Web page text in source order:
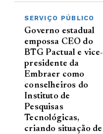
SERVIÇO PÚBLICO
Governo estadual
empossa CEO do
BTG Pactual e vice-
presidente da
Embraer como
conselheiros do
Instituto de
Pesquisas
Tecnológicas,
criando situação de